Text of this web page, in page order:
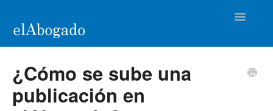
Toggle
Ayuda para Abogados
¿Cómo se sube una
publicación en